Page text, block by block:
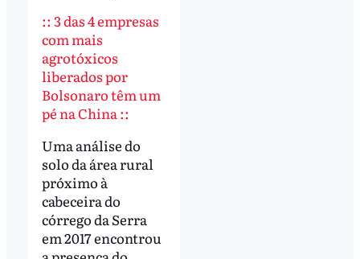
:: 3 das 4 empresas
com mais
agrotóxicos
liberados por
Bolsonaro têm um
pé na China ::
Uma análise do
solo da área rural
próximo à
cabeceira do
córrego da Serra
em 2017 encontrou